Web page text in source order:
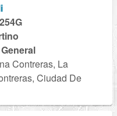
Contreras, La
Ciudad De